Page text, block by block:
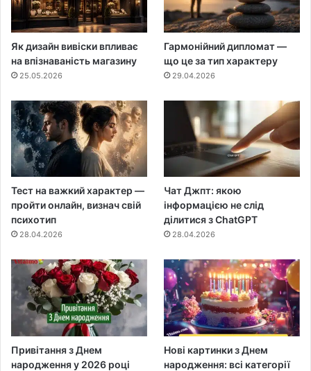
Як дизайн вивіски впливає
на впізнаваність магазину
25.05.2026
Гармонійний дипломат —
що це за тип характеру
29.04.2026
Тест на важкий характер —
пройти онлайн, визнач свій
психотип
28.04.2026
Чат Джпт: якою
інформацією не слід
ділитися з ChatGPT
28.04.2026
Привітання з Днем
народження у 2026 році
Нові картинки з Днем
народження: всі категорії